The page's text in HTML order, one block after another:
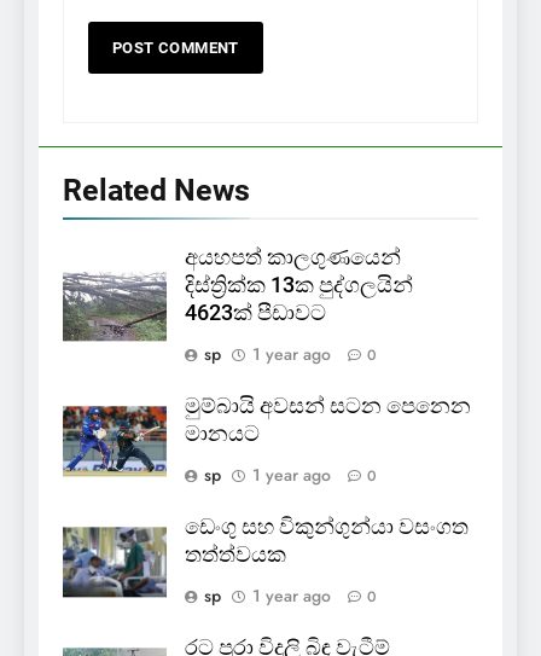
Related News
අයහපත් කාලගුණයෙන්
දිස්ත්‍රික්ක 13ක පුද්ගලයින්
4623ක් පීඩාවට
sp
1 year ago 0
මුම්බායි අවසන් සටන පෙනෙන
මානයට
sp
1 year ago 0
ඩෙංගු සහ විකුන්ගුන්යා වසංගත
තත්ත්වයක
sp
1 year ago 0
රට පුරා විදුලි බිඳ වැටීම්